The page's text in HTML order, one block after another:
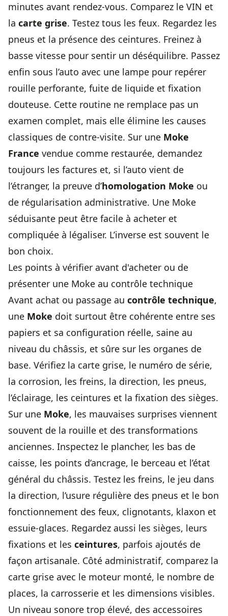
minutes avant rendez-vous. Comparez le VIN et
la carte grise. Testez tous les feux. Regardez les
pneus et la présence des ceintures. Freinez à
basse vitesse pour sentir un déséquilibre. Passez
enfin sous l’auto avec une lampe pour repérer
rouille perforante, fuite de liquide et fixation
douteuse. Cette routine ne remplace pas un
examen complet, mais elle élimine les causes
classiques de contre-visite. Sur une Moke
France vendue comme restaurée, demandez
toujours les factures et, si l’auto vient de
l’étranger, la preuve d’homologation Moke ou
de régularisation administrative. Une Moke
séduisante peut être facile à acheter et
compliquée à légaliser. L’inverse est souvent le
bon choix.
Les points à vérifier avant d'acheter ou de
présenter une Moke au contrôle technique
Avant achat ou passage au contrôle technique,
une Moke doit surtout être cohérente entre ses
papiers et sa configuration réelle, saine au
niveau du châssis, et sûre sur les organes de
base. Vérifiez la carte grise, le numéro de série,
la corrosion, les freins, la direction, les pneus,
l’éclairage, les ceintures et la fixation des sièges.
Sur une Moke, les mauvaises surprises viennent
souvent de la rouille et des transformations
anciennes. Inspectez le plancher, les bas de
caisse, les points d’ancrage, le berceau et l’état
général du châssis. Testez les freins, le jeu dans
la direction, l’usure régulière des pneus et le bon
fonctionnement des feux, clignotants, klaxon et
essuie-glaces. Regardez aussi les sièges, leurs
fixations et les ceintures, parfois ajoutés de
façon artisanale. Côté administratif, comparez la
carte grise avec le moteur monté, le nombre de
places, la carrosserie et les dimensions visibles.
Un niveau sonore trop élevé, des accessoires